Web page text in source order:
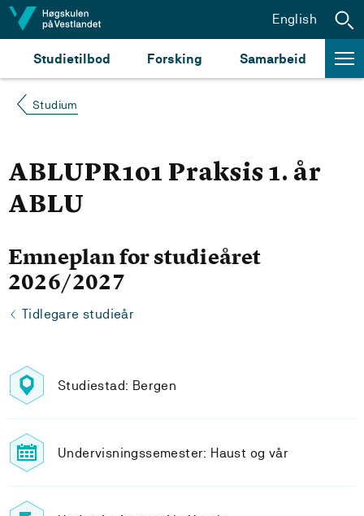
Hopp til innhald
Studietilbod Forsking Samarbeid
English
Studium
ABLUPR101 Praksis 1. år
ABLU
Emneplan for studieåret
2026/2027
Tidlegare studieår
Studiestad: Bergen
Undervisningssemester: Haust og vår